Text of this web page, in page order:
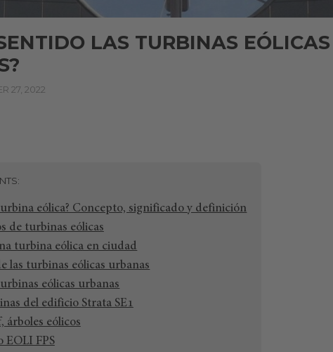
LAS TURBINAS
27, 2022
eólica? Concepto, significado y definición
de turbinas eólicas
turbina eólica en ciudad
las turbinas eólicas urbanas
eólicas urbanas
del edificio Strata SE1
árboles eólicos
EOLI FPS